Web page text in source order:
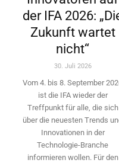
der IFA 2026:
Zukunft wartet
nicht“
30. Juli 2026
Vom 4. bis 8. September
ist die IFA wieder der
Treffpunkt für alle, die sich
über die neuesten Trends
Innovationen in der
Technologie-­Branche
informieren wollen. Für den